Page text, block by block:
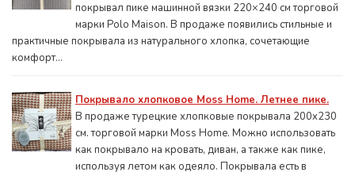
покрывал пике машинной вязки 220×240 см торговой
марки Polo Maison. В продаже появились стильные и
практичные покрывала из натурального хлопка, сочетающие
комфорт...
Покрывало хлопковое Moss Home. Летнее пике.
В продаже турецкие хлопковые покрывала 200x230
см. торговой марки Moss Home. Можно использовать
как покрывало на кровать, диван, а также как пике,
используя летом как одеяло. Покрывала есть в